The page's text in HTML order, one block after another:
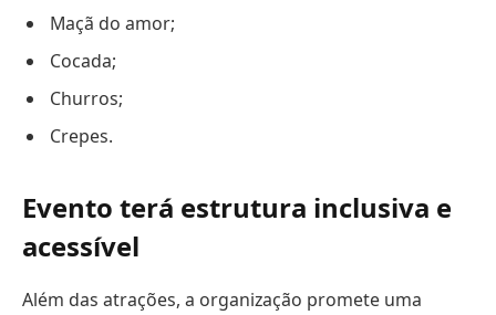
Maçã do amor;
Cocada;
Churros;
Crepes.
Evento terá estrutura inclusiva e
acessível
Além das atrações, a organização promete uma